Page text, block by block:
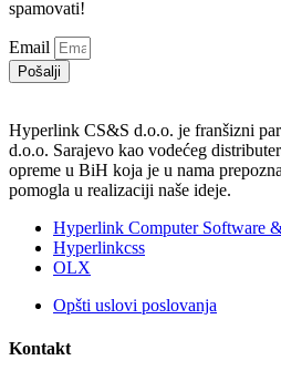
spamovati!
Email
Pošalji
Hyperlink CS&S d.o.o. je franšizni
d.o.o. Sarajevo kao vodećeg
opreme u BiH koja je u nama
pomogla u realizaciji naše ideje.
Hyperlink Computer Software
Hyperlinkcss
OLX
Opšti uslovi poslovanja
Kontakt